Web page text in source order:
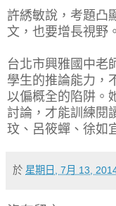
許綉敏說，考題凸
文，也要增長視野。
台北市興雅國中老
學生的推論能力，
以偏概全的陷阱。
討論，才能訓練閱
玟、呂筱蟬、徐如
於 星期日, 7月 13,